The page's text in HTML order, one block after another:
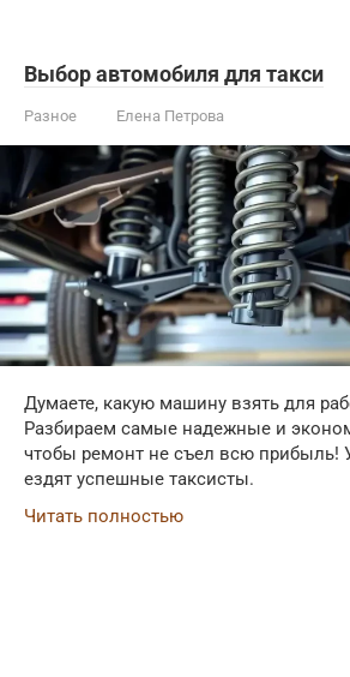
Выбор автомобиля для такси
Разное Елена Петрова
Думаете, какую машину взять для
Разбираем самые надежные и
чтобы ремонт не съел всю прибыль!
ездят успешные таксисты.
Читать полностью